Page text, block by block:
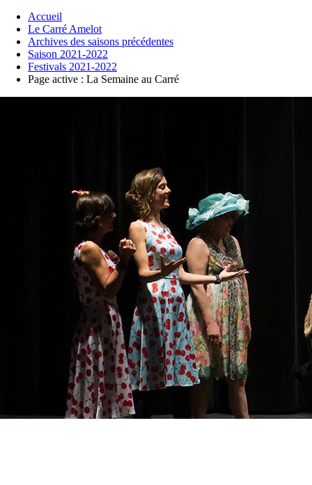
Accueil
Le Carré Amelot
Archives des saisons précédentes
Saison 2021-2022
Festivals 2021-2022
Page active : La Semaine au Carré